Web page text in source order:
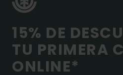
15% DE
TU PRIMERA
ONLINE*